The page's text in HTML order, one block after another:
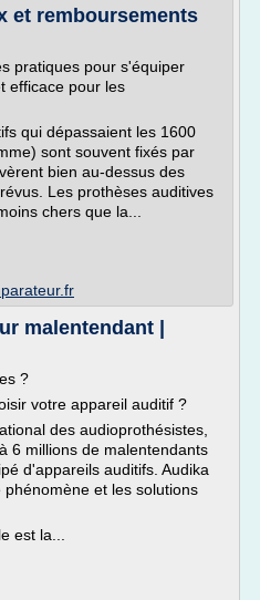
et remboursements
pratiques pour s'équiper
efficace pour les
qui dépassaient les 1600
sont souvent fixés par
bien au-dessus des
Les prothèses auditives
chers que la...
malentendant |
?
votre appareil auditif ?
des audioprothésistes,
6 millions de malentendants
d'appareils auditifs. Audika
et les solutions
est la...